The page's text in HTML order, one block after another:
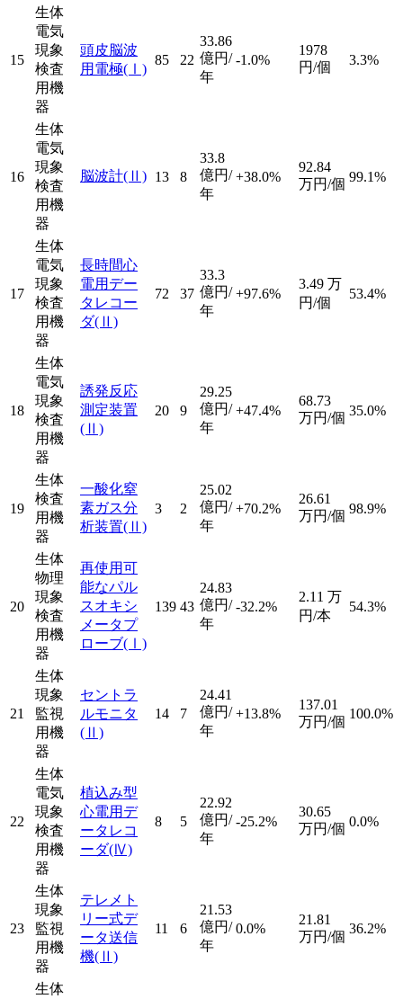
15
生体
電気
現象
検査
用機
器
頭皮脳波
用電極(Ⅰ)
85 22
33.86
億円/
年
-1.0%
1978
円/個
3.3%
16
生体
電気
現象
検査
用機
器
脳波計(Ⅱ) 13 8
33.8
億円/
年
+38.0%
92.84
万円/個 99.1%
17
生体
電気
現象
検査
用機
器
長時間心
電用デー
タレコー
ダ(Ⅱ)
72 37
33.3
億円/
年
+97.6%
3.49 万
円/個
53.4%
18
生体
電気
現象
検査
用機
器
誘発反応
測定装置
(Ⅱ)
20 9
29.25
億円/
年
+47.4%
68.73
万円/個 35.0%
19
生体
検査
用機
器
一酸化窒
素ガス分
析装置(Ⅱ)
3 2
25.02
億円/
年
+70.2%
26.61
万円/個 98.9%
20
生体
物理
現象
検査
用機
器
再使用可
能なパル
スオキシ
メータプ
ローブ(Ⅰ)
139 43
24.83
億円/
年
-32.2%
2.11 万
円/本
54.3%
21
生体
現象
監視
用機
器
セントラ
ルモニタ
(Ⅱ)
14 7
24.41
億円/
年
+13.8%
137.01
万円/個
100.0%
22
生体
電気
現象
検査
用機
器
植込み型
心電用デ
ータレコ
ーダ(Ⅳ)
8 5
22.92
億円/
年
-25.2%
30.65
万円/個 0.0%
23
生体
現象
監視
用機
器
テレメト
リー式デ
ータ送信
機(Ⅱ)
11 6
21.53
億円/
年
0.0%
21.81
万円/個
36.2%
生体